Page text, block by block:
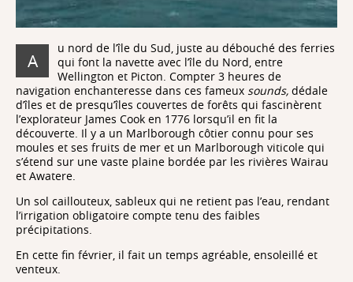
A
u nord de l’île du Sud, juste au débouché des ferries
qui font la navette avec l’île du Nord, entre
Wellington et Picton. Compter 3 heures de
navigation enchanteresse dans ces fameux sounds, dédale
d’îles et de presqu’îles couvertes de forêts qui fascinèrent
l’explorateur James Cook en 1776 lorsqu’il en fit la
découverte. Il y a un Marlborough côtier connu pour ses
moules et ses fruits de mer et un Marlborough viticole qui
s’étend sur une vaste plaine bordée par les rivières Wairau
et Awatere.
Un sol caillouteux, sableux qui ne retient pas l’eau, rendant
l’irrigation obligatoire compte tenu des faibles
précipitations.
En cette fin février, il fait un temps agréable, ensoleillé et
venteux.